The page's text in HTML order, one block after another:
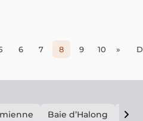
6 7 8 9 10 »
Baie d’Halong E